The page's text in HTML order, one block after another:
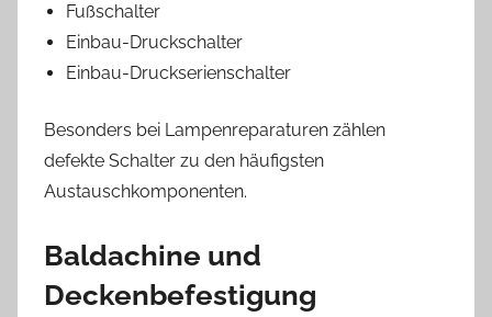
Fußschalter
Einbau-Druckschalter
Einbau-Druckserienschalter
Besonders bei Lampenreparaturen zählen
defekte Schalter zu den häufigsten
Austauschkomponenten.
Baldachine und
Deckenbefestigung